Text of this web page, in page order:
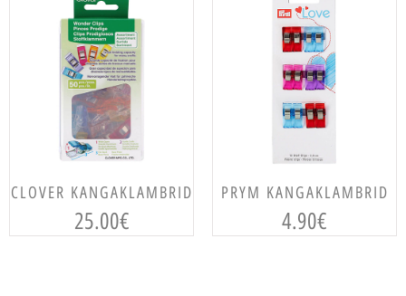
LISA KORVI
CLOVER KANGAKLAMBRID
25.00€
LISA KORVI
PRYM KANGAKLAMBRID
4.90€